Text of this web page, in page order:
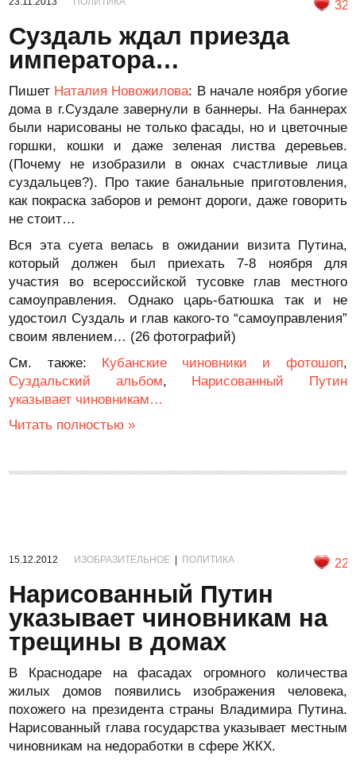
32
Суздаль ждал приезда
императора…
Пишет Наталия Новожилова: В начале ноября убогие
дома в г.Суздале завернули в баннеры. На баннерах
были нарисованы не только фасады, но и цветочные
горшки, кошки и даже зеленая листва деревьев.
(Почему не изобразили в окнах счастливые лица
суздальцев?). Про такие банальные приготовления,
как покраска заборов и ремонт дороги, даже говорить
не стоит…
Вся эта суета велась в ожидании визита Путина,
который должен был приехать 7-8 ноября для
участия во всероссийской тусовке глав местного
самоуправления. Однако царь-батюшка так и не
удостоил Суздаль и глав какого-то “самоуправления”
своим явлением… (26 фотографий)
См. также: Кубанские чиновники и фотошоп,
Суздальский альбом, Нарисованный Путин
указывает чиновникам…
Читать полностью »
15.12.2012 ИЗОБРАЗИТЕЛЬНОЕ ПОЛИТИКА 22
Нарисованный Путин
указывает чиновникам на
трещины в домах
В Краснодаре на фасадах огромного количества
жилых домов появились изображения человека,
похожего на президента страны Владимира Путина.
Нарисованный глава государства указывает местным
чиновникам на недоработки в сфере ЖКХ.